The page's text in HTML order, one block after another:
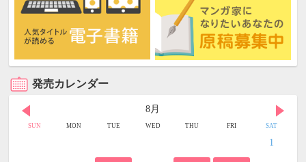
発売カレンダー
8月
SUN MON TUE WED THU FRI SAT
1